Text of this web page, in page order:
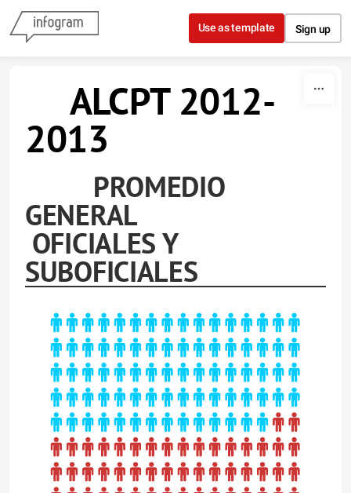
Skip to content
Use as template Sign up
ALCPT 2012-
2013
PROMEDIO
GENERAL
OFICIALES Y
SUBOFICIALES